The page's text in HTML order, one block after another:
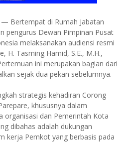
Bertempat di Rumah Jabatan
pengurus Dewan Pimpinan Pusat
melaksanakan audiensi resmi
H. Tasming Hamid, S.E., M.H.,
ini merupakan bagian dari
sejak dua pekan sebelumnya.
strategis kehadiran Corong
khususnya dalam
organisasi dan Pemerintah Kota
dibahas adalah dukungan
kerja Pemkot yang berbasis pada